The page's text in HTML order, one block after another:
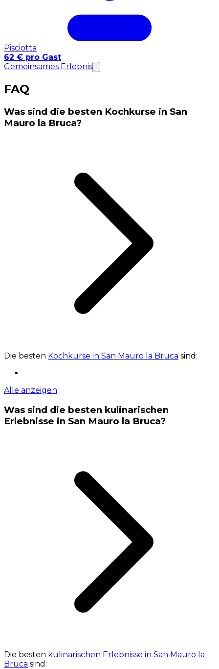
Pisciotta
62 € pro Gast
Gemeinsames Erlebnis
FAQ
Was sind die besten Kochkurse in San
Mauro la Bruca?
Die besten Kochkurse in San Mauro la Bruca sind:
Alle anzeigen
Was sind die besten kulinarischen
Erlebnisse in San Mauro la Bruca?
Die besten kulinarischen Erlebnisse in San Mauro la
Bruca sind: